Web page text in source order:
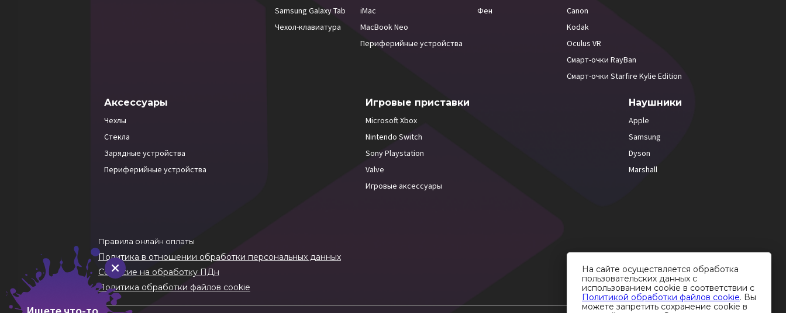
Samsung Galaxy Tab
Чехол-клавиатура
iMac
MacBook Neo
Периферийные устройства
Фен
Canon
Kodak
Oculus VR
Смарт-очки RayBan
Смарт-очки Starfire Kylie Edition
Аксессуары
Чехлы
Стекла
Зарядные устройства
Периферийные устройства
Игровые приставки
Microsoft Xbox
Nintendo Switch
Sony Playstation
Valve
Игровые аксессуары
Наушники
Apple
Samsung
Dyson
Marshall
Правила онлайн оплаты
Политика в отношении обработки персональных данных
Согласие на обработку ПДн
Политика обработки файлов cookie
На сайте осуществляется обработка
пользовательских данных с
использованием cookie в соответствии с
Политикой обработки файлов cookie. Вы
можете запретить сохранение cookie в